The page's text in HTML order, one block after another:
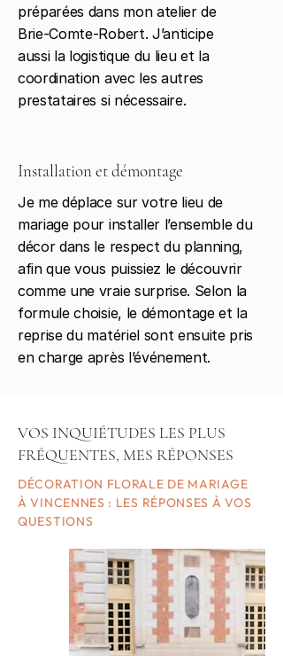
préparées dans mon atelier de
Brie-Comte-Robert. J’anticipe
aussi la logistique du lieu et la
coordination avec les autres
prestataires si nécessaire.
Installation et démontage
Je me déplace sur votre lieu de
mariage pour installer l’ensemble du
décor dans le respect du planning,
afin que vous puissiez le découvrir
comme une vraie surprise. Selon la
formule choisie, le démontage et la
reprise du matériel sont ensuite pris
en charge après l’événement.
VOS INQUIÉTUDES LES PLUS
FRÉQUENTES, MES RÉPONSES
DÉCORATION FLORALE DE MARIAGE
À VINCENNES : LES RÉPONSES À VOS
QUESTIONS